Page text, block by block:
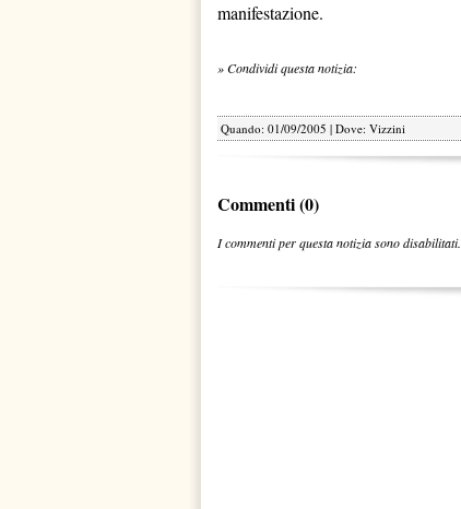
manifestazione.
» Condividi questa notizia:
Quando: 01/09/2005 | Dove: Vizzini
Commenti (0)
I commenti per questa notizia sono disabilitati.